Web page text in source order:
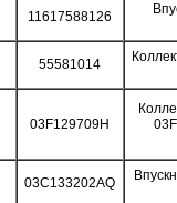
11617588126
55581014
03F129709H
03C133202AQ